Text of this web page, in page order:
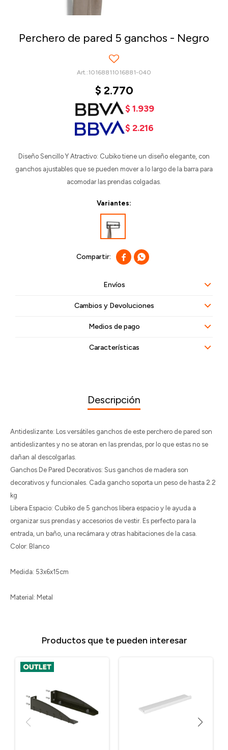
Perchero de pared 5 ganchos - Negro
10168811016881-040
$ 2.770
$ 1.939
$ 2.216
Diseño Sencillo Y Atractivo: Cubiko tiene un diseño elegante, con
ganchos ajustables que se pueden mover a lo largo de la barra para
acomodar las prendas colgadas.
Variantes:
 
Envíos
Cambios y Devoluciones
Medios de pago
Características
Descripción
Antideslizante: Los versátiles ganchos de este perchero de pared son
antideslizantes y no se atoran en las prendas, por lo que estas no se
dañan al descolgarlas.
Ganchos De Pared Decorativos: Sus ganchos de madera son
decorativos y funcionales. Cada gancho soporta un peso de hasta 2.2
kg
Libera Espacio: Cubiko de 5 ganchos libera espacio y le ayuda a
organizar sus prendas y accesorios de vestir. Es perfecto para la
entrada, un baño, una recámara y otras habitaciones de la casa.
Color: Blanco
Medida: 53x6x15cm
Material: Metal
Productos que te pueden interesar